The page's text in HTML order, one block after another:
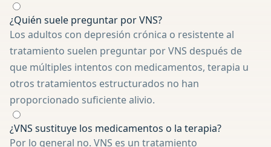
¿Quién suele preguntar por VNS?
Los adultos con depresión crónica o resistente al
tratamiento suelen preguntar por VNS después de
que múltiples intentos con medicamentos, terapia u
otros tratamientos estructurados no han
proporcionado suficiente alivio.
¿VNS sustituye los medicamentos o la terapia?
Por lo general no. VNS es un tratamiento